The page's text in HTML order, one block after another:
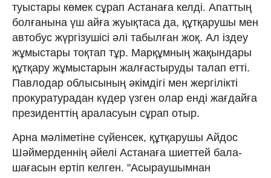
туыстары көмек сұрап Астанаға келді. Апаттың
болғанына үш айға жуықтаса да, құтқарушы мен
автобус жүргізушісі әлі табылған жоқ. Ал іздеу
жұмыстары тоқтап тұр. Марқұмның жақындары
құтқару жұмыстарын жалғастыруды талап етті.
Павлодар облысының әкімдігі мен жергілікті
прокуратурадан күдер үзген олар енді жағдайға
президенттің араласуын сұрап отыр.
Арна мәліметіне сүйенсек, құтқарушы Айдос
Шәймерденнің әйелі Астанаға шиеттей бала-
шағасын ертіп келген. "Асыраушымнан